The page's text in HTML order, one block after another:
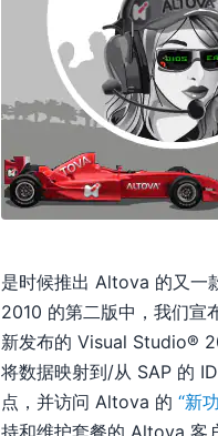
是时候推出 Altova 的又一
2010 的第二版中，我们宣
新发布的 Visual Studio®
将数据映射到/从 SAP 的
点，并访问 Altova 的“新
持和维护套餐的 Altova 客